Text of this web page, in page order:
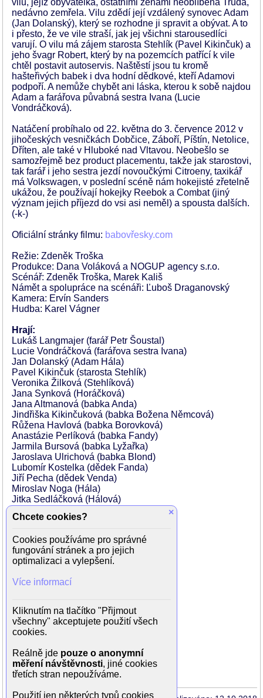
vilu, jejíž obyvatelka, ostatními ženami neoblíbená Truda,
nedávno zemřela. Vilu zdědí její vzdálený synovec Adam
(Jan Dolanský), který se rozhodne ji spravit a obývat. A to
i přesto, že ve vile straší, jak jej všichni starousedlíci
varují. O vilu má zájem starosta Stehlík (Pavel Kikinčuk) a
jeho švagr Robert, který by na pozemcích patřící k vile
chtěl postavit autoservis. Naštěstí jsou tu kromě
hašteřivých babek i dva hodní dědkové, kteří Adamovi
podpoří. A nemůže chybět ani láska, kterou k sobě najdou
Adam a farářova půvabná sestra Ivana (Lucie
Vondráčková).
Natáčení probíhalo od 22. května do 3. července 2012 v
jihočeských vesničkách Dobčice, Záboří, Píštín, Netolice,
Dříten, ale také v Hluboké nad Vltavou. Neobešlo se
samozřejmě bez product placementu, takže jak starostovi,
tak farář i jeho sestra jezdí novoučkými Citroeny, taxikář
má Volkswagen, v poslední scéně nám hokejisté zřetelně
ukážou, že používají hokejky Reebok a Combat (jiný
význam jejich příjezd do vsi asi neměl) a spousta dalších.
(-k-)
Oficiální stránky filmu: babovřesky.com
Režie: Zdeněk Troška
Produkce: Dana Voláková a NOGUP agency s.r.o.
Scénář: Zdeněk Troška, Marek Kališ
Námět a spolupráce na scénáři: Ľuboš Draganovský
Kamera: Ervín Sanders
Hudba: Karel Vágner
Hrají:
Lukáš Langmajer (farář Petr Šoustal)
Lucie Vondráčková (farářova sestra Ivana)
Jan Dolanský (Adam Hála)
Pavel Kikinčuk (starosta Stehlík)
Veronika Žilková (Stehlíková)
Jana Synková (Horáčková)
Jana Altmanová (babka Anda)
Jindřiška Kikinčuková (babka Božena Němcová)
Růžena Havlová (babka Borovková)
Anastázie Perlíková (babka Fandy)
Jarmila Bursová (babka Lyžařka)
Jaroslava Ulrichová (babka Blond)
Lubomír Kostelka (dědek Fanda)
Jiří Pecha (dědek Venda)
Miroslav Noga (Hála)
Jitka Sedláčková (Hálová)
Petr Polák (Karel)
Barbora Šimková (Markéta)
Veronika Novotná (Šárka)
Žofie Dařbujánová (spolužačka Jana)
Pavla Bečková (sestra Glorie)
Lucie Bílá (Cikánka)
Anna Vejvodová (Trůda)
Viktor Pavel Vávra (Vilda)
Marie Strnadová (babka KSČ)
Hana Nigrínová (babka KSČ)
Julie Sičáková (babka KSČ)
×
Chcete cookies?
Cookies používáme pro správné
fungování stránek a pro jejich
optimalizaci a vylepšení.
Více informací
Kliknutím na tlačítko "Přijmout
všechny" akceptujete použití všech
cookies.
Reálně jde pouze o anonymní
měření návštěvnosti, jiné cookies
třetích stran nepoužíváme.
Použití jen některých typů cookies